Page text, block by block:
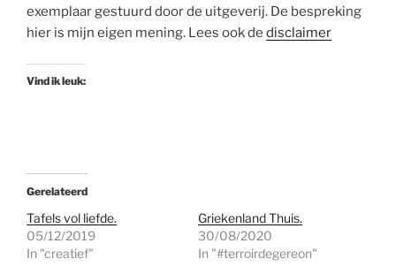
exemplaar gestuurd door de uitgeverij. De bespreking
hier is mijn eigen mening. Lees ook de disclaimer
Vind ik leuk:
Gerelateerd
Tafels vol liefde.
05/12/2019
In "creatief"
Griekenland Thuis.
30/08/2020
In "#terroirdegereon"